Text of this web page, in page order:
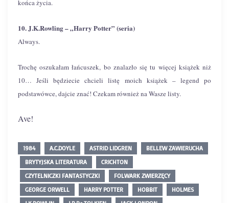
końca życia.
10. J.K.Rowling – „Harry Potter” (seria)
Always.
Trochę oszukałam łańcuszek, bo znalazło się tu więcej książek niż
10… Jeśli będziecie chcieli listę moich książek – legend po
podstawówce, dajcie znać! Czekam również na Wasze listy.
Ave!
1984 A.C.DOYLE ASTRID LIDGREN
BELLEW ZAWIERUCHA
BRYTYJSKA LITERATURA
CRICHTON
CZYTELNICZKI FANTASTYCZKI
FOLWARK ZWIERZĘCY
GEORGE ORWELL
HARRY POTTER HOBBIT
HOLMES